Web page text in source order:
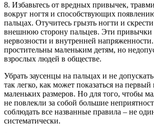
8. Избавьтесь от вредных привычек,
вокруг ногтя и способствующих
пальцах. Отучитесь грызть ногти и
внешнюю сторону пальцев. Эти привычки
нервозности и внутренней
простительны маленьким детям, но
взрослых людей в обществе.
Убрать заусенцы на пальцах и не
так легко, как может показаться на первый
маленьких размеров. Но для того, чтобы
не повлекли за собой большие
соблюдать все названные правила – не
систематически.